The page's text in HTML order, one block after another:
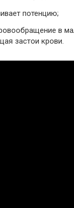
потенцию;
в
застои крови.